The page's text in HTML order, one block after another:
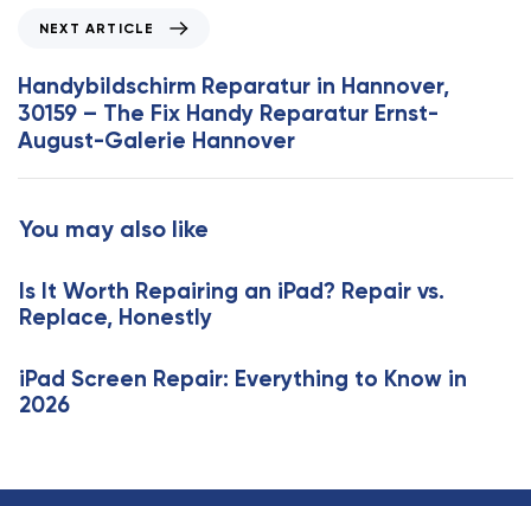
r
t
i
c
e
x
t
A
r
t
c
e
NEXT ARTICLE
Handybildschirm Reparatur in Hannover,
30159 – The Fix Handy Reparatur Ernst-
August-Galerie Hannover
You may also like
Is It Worth Repairing an iPad? Repair vs.
Replace, Honestly
iPad Screen Repair: Everything to Know in
2026